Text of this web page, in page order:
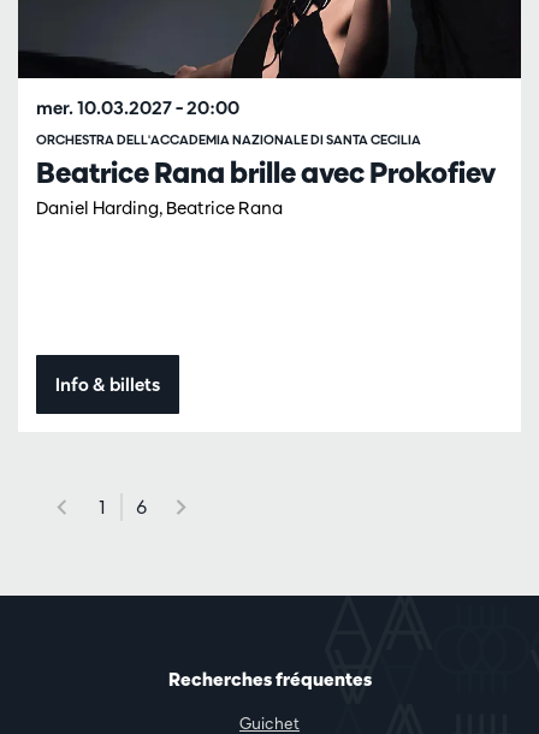
Beatrice Rana brille avec Prokofiev
Daniel Harding, Beatrice Rana
ORCHESTRA DELL'ACCADEMIA NAZIONALE DI SANTA CECILIA
mer. 10.03.2027– 20:00
Info & billets
1 6
Recherches fréquentes
Guichet